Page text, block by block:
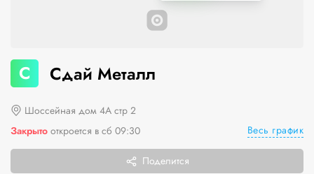
С Сдай Металл
Шоссейная дом 4А стр 2
Закрыто откроется в сб 09:30 Весь график
Поделится